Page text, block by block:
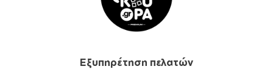
Εξυπηρέτηση πελατών